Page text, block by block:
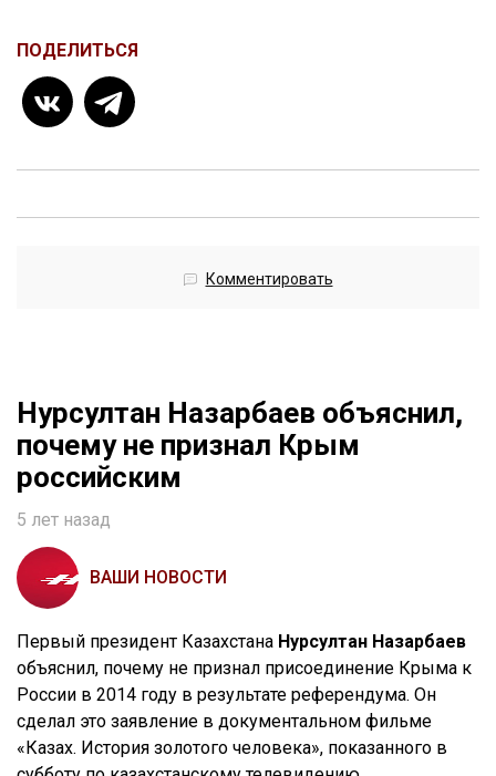
ПОДЕЛИТЬСЯ
Комментировать
Нурсултан Назарбаев объяснил,
почему не признал Крым
российским
5 лет назад
ВАШИ НОВОСТИ
Первый президент Казахстана Нурсултан Назарбаев
объяснил, почему не признал присоединение Крыма к
России в 2014 году в результате референдума. Он
сделал это заявление в документальном фильме
«Казах. История золотого человека», показанного в